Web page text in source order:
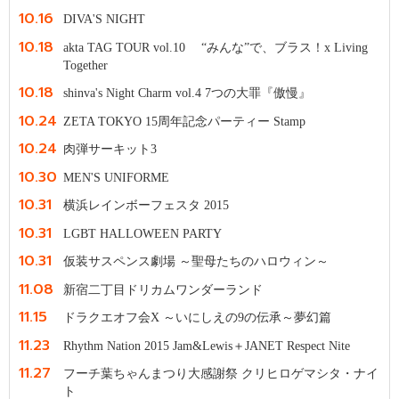
10.16
DIVA'S NIGHT
10.18
akta TAG TOUR vol.10 “みんな”で、ブラス！x Living
Together
10.18 shinva's Night Charm vol.4 7つの大罪『傲慢』
10.24 ZETA TOKYO 15周年記念パーティー Stamp
10.24 肉弾サーキット3
10.30 MEN'S UNIFORME
10.31 横浜レインボーフェスタ 2015
10.31 LGBT HALLOWEEN PARTY
10.31 仮装サスペンス劇場 ～聖母たちのハロウィン～
11.08 新宿二丁目ドリカムワンダーランド
11.15 ドラクエオフ会X ～いにしえの9の伝承～夢幻篇
11.23 Rhythm Nation 2015 Jam&Lewis＋JANET Respect Nite
11.27
フーチ葉ちゃんまつり大感謝祭 クリヒロゲマシタ・ナイ
ト